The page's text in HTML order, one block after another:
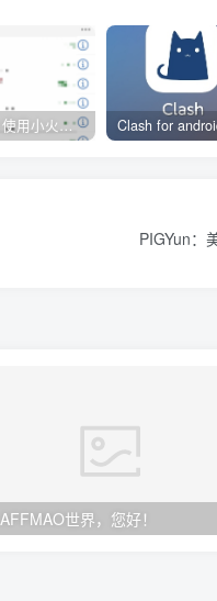
苹果 iOS 使用小火箭(shadowrocket)新手教程
PIGYun：
AFFMAO世界，您好！